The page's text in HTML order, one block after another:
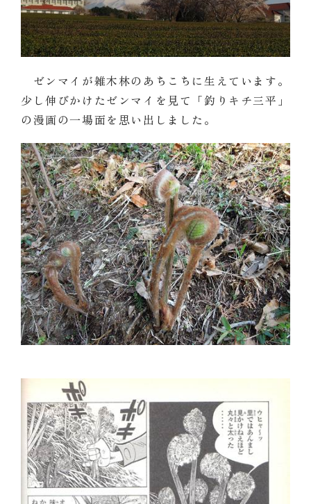
ゼンマイが雑木林のあちこちに生えています。
少し伸びかけたゼンマイを見て「釣りキチ三平」
の漫画の一場面を思い出しました。